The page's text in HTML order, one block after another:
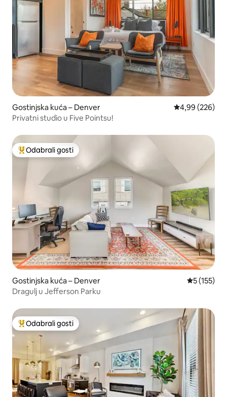
Gostinjska kuća – Denver Prosječna
4,99 (226)
Privatni studio u Five Pointsu!
Među najviše rangiranima s oznakom „Odabrali gosti”
Odabrali gosti
Gostinjska kuća – Denver Prosječna
5 (155)
Dragulj u Jefferson Parku
Među najviše rangiranima s oznakom „Odabrali gosti”
Odabrali gosti